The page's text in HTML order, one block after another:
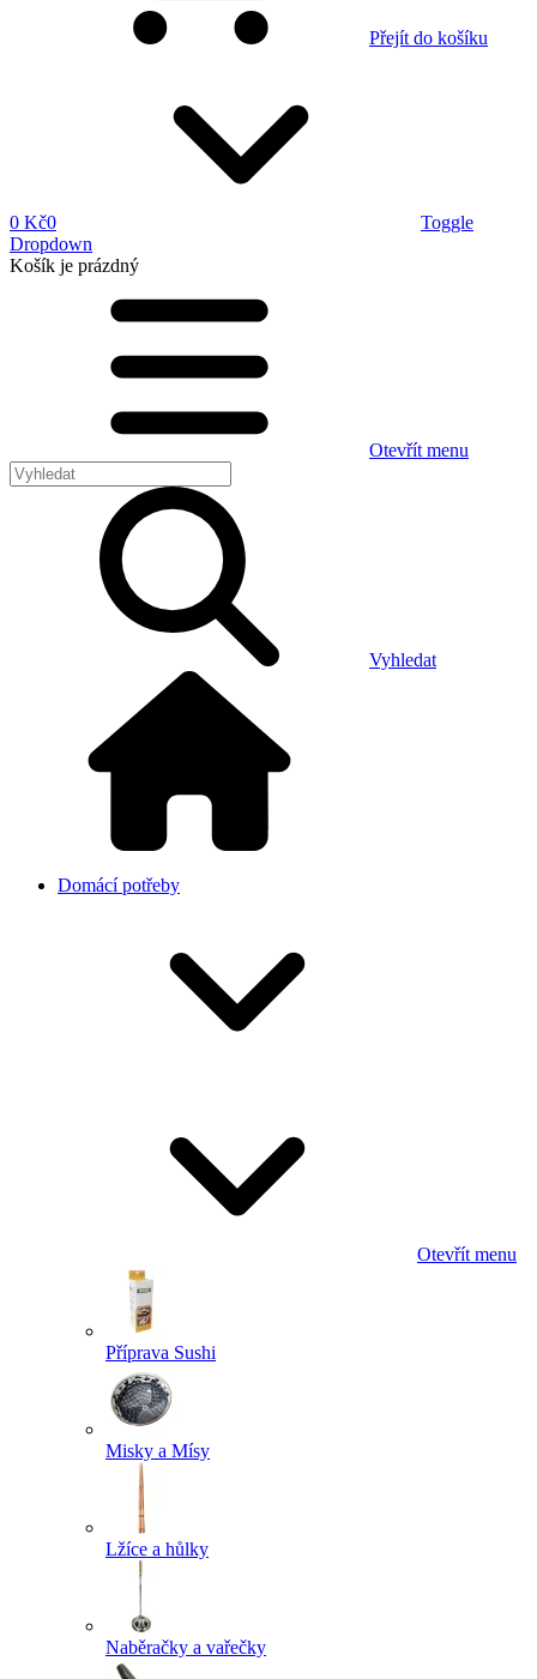
Přejít do košíku
0 Kč0
Toggle
Dropdown
Košík je prázdný
Otevřít menu
Vyhledat
Domácí potřeby
Otevřít menu
Příprava Sushi
Misky a Mísy
Lžíce a hůlky
Naběračky a vařečky